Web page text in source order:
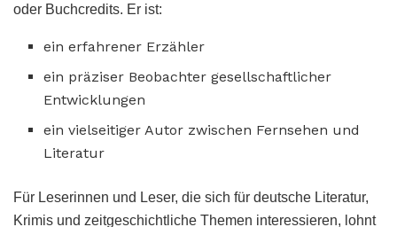
oder Buchcredits. Er ist:
ein erfahrener Erzähler
ein präziser Beobachter gesellschaftlicher
Entwicklungen
ein vielseitiger Autor zwischen Fernsehen und
Literatur
Für Leserinnen und Leser, die sich für deutsche Literatur,
Krimis und zeitgeschichtliche Themen interessieren, lohnt